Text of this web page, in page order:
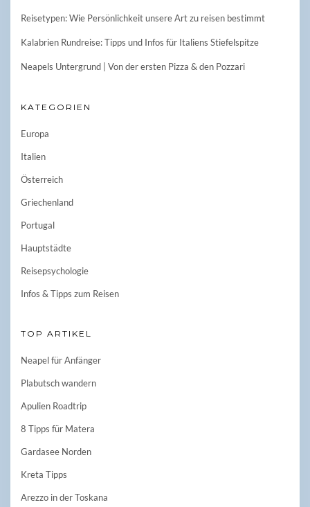
Reisetypen: Wie Persönlichkeit unsere Art zu reisen bestimmt
Kalabrien Rundreise: Tipps und Infos für Italiens Stiefelspitze
Neapels Untergrund | Von der ersten Pizza & den Pozzari
KATEGORIEN
Europa
Italien
Österreich
Griechenland
Portugal
Hauptstädte
Reisepsychologie
Infos & Tipps zum Reisen
TOP ARTIKEL
Neapel für Anfänger
Plabutsch wandern
Apulien Roadtrip
8 Tipps für Matera
Gardasee Norden
Kreta Tipps
Arezzo in der Toskana